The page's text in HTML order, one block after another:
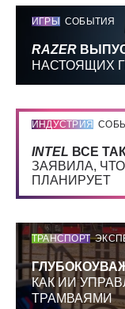
ИГРЫ СОБЫТИЯ
RAZER
НАСТОЯЩИХ
ИНДУСТРИЯ
INTEL ВСЕ
ЗАЯВИЛА,
ПЛАНИРУЕТ
ТРАНСПОРТ
КАК ИИ
ТРАМВАЯМИ